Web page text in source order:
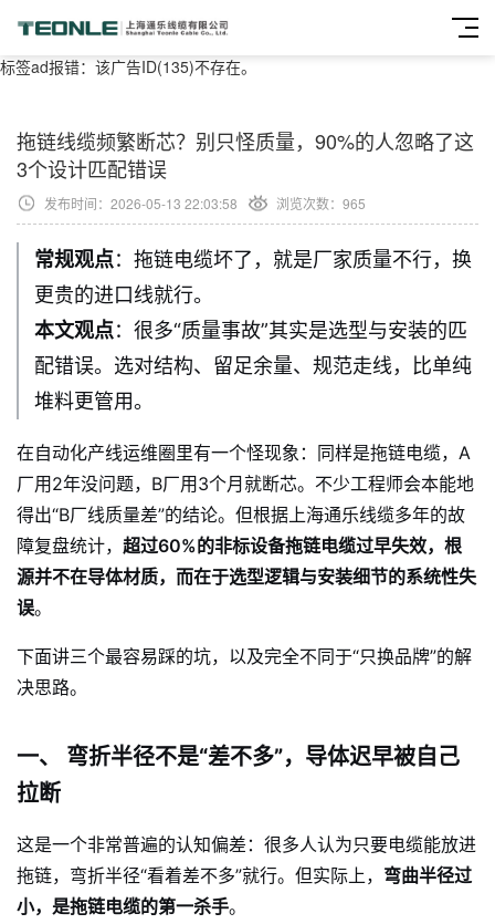
标签ad报错：该广告ID(135)不存在。
拖链线缆频繁断芯？别只怪质量，90%的人忽略了这
3个设计匹配错误
发布时间：2026-05-13 22:03:58 浏览次数： 965
常规观点：拖链电缆坏了，就是厂家质量不行，换
更贵的进口线就行。
本文观点：很多“质量事故”其实是选型与安装的匹
配错误。选对结构、留足余量、规范走线，比单纯
堆料更管用。
在自动化产线运维圈里有一个怪现象：同样是拖链电缆，A
厂用2年没问题，B厂用3个月就断芯。不少工程师会本能地
得出“B厂线质量差”的结论。但根据上海通乐线缆多年的故
障复盘统计， 超过60%的非标设备拖链电缆过早失效，根
源并不在导体材质，而在于选型逻辑与安装细节的系统性失
误。
下面讲三个最容易踩的坑，以及完全不同于“只换品牌”的解
决思路。
一、 弯折半径不是“差不多”，导体迟早被自己
拉断
这是一个非常普遍的认知偏差：很多人认为只要电缆能放进
拖链，弯折半径“看着差不多”就行。但实际上， 弯曲半径过
小，是拖链电缆的第一杀手。